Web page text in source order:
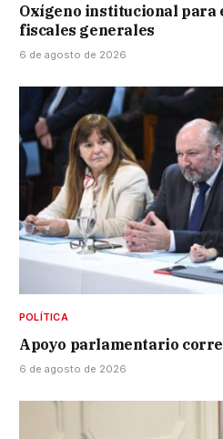
Oxígeno institucional para
fiscales generales
6 de agosto de 2026
POLÍTICA
Apoyo parlamentario
6 de agosto de 2026